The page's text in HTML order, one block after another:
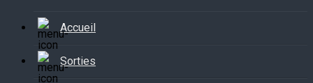
Accueil
Sorties